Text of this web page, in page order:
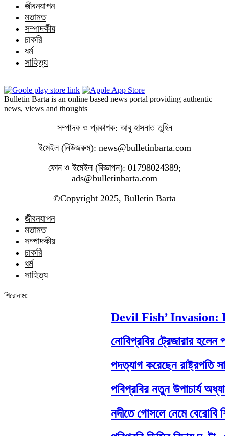
জীবনযাপন
মতামত
সম্পাদকীয়
চাকরি
ধর্ম
সাহিত্য
Bulletin Barta is an online based news portal providing authentic
news, views and thoughts
সম্পাদক ও প্রকাশক: আবু হাসনাত তুহিন
ইমেইল (নিউজরুম): news@bulletinbarta.com
ফোন ও ইমেইল (বিজ্ঞাপন): 01798024389;
ads@bulletinbarta.com
©️Copyright 2025, Bulletin Barta
জীবনযাপন
মতামত
সম্পাদকীয়
চাকরি
ধর্ম
সাহিত্য
শিরোনাম:
Devil Fish’ Invasion:
নোবিপ্রবির ট্রেজারার হলেন
পদত্যাগ করেছেন রাষ্ট্রপতি
পবিপ্রবির নতুন উপাচার্য
নদীতে গোসলে নেমে বেরোবি